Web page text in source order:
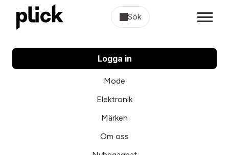
Sök
Logga in
Mode
Elektronik
Märken
Om oss